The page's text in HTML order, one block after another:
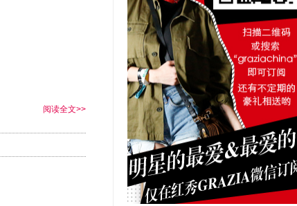
阅读全文>>